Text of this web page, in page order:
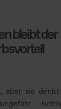
bleibt der
aber sie